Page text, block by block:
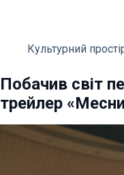
Культурний
Побачив світ
трейлер